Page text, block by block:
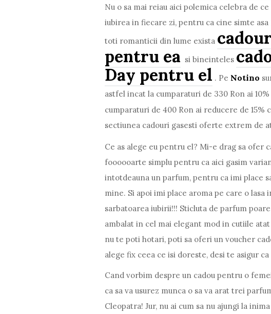
Nu o sa mai reiau aici polemica celebra de
iubirea in fiecare zi, pentru ca cine simte
toti romanticii din lume exista
pentru ea si bineinteles
Day pentru el . Pe Notino
astfel incat la cumparaturi de 330 Ron ai
cumparaturi de 400 Ron ai reducere de 15%
sectiunea cadouri gasesti oferte extrem de
Ce as alege eu pentru el? Mi-e drag sa ofer
foooooarte simplu pentru ca aici gasim
intotdeauna un parfum, pentru ca imi place
mine. Si apoi imi place aroma pe care o
sarbatoarea iubirii!!! Sticluta de parfum
ambalat in cel mai elegant mod in cutiile
nu te poti hotari, poti sa oferi un voucher
alege fix ceea ce isi doreste, desi te asigur
Cand vorbim despre un cadou pentru o
ca sa va usurez munca o sa va arat trei
Cleopatra! Jur, nu ai cum sa nu ajungi la